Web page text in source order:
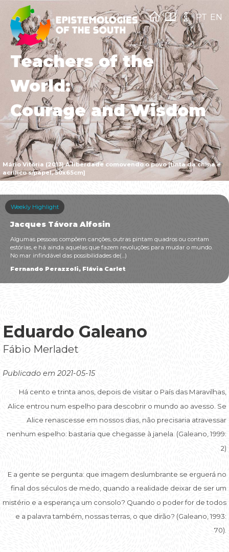
Mário Vitória (2013) A liberdade comovendo o povo [tinta da china e
acrílico s/papel, 50x65cm]
Teachers of the
World:
Courage and Wisdom
PT EN
Weekly Highlight
Jacques Távora Alfosin
Algumas pessoas compõem canções, outras pintam quadros ou contam
estórias, e há ainda aquelas que fazem revoluções para mudar o mundo.
No mar infindável das possibilidades de(...)
Fernando Perazzoli, Flávia Carlet
Eduardo Galeano
Fábio Merladet
Publicado em 2021-05-15
Há cento e trinta anos, depois de visitar o País das Maravilhas,
Alice entrou num espelho para descobrir o mundo ao avesso. Se
Alice renascesse em nossos dias, não precisaria atravessar
nenhum espelho: bastaria que chegasse à janela. (Galeano, 1999:
2)
E a gente se pergunta: que imagem deslumbrante se erguerá no
final dos séculos de medo, quando a realidade deixar de ser um
mistério e a esperança um consolo? Quando o poder for de todos
e a palavra também, nossas terras, o que dirão? (Galeano, 1993:
70).